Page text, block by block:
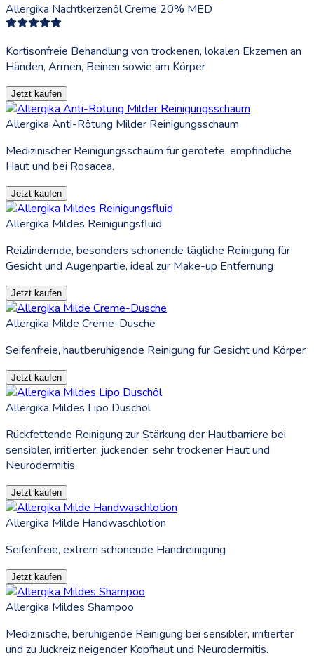
Allergika Nachtkerzenöl Creme 20% MED
Kortisonfreie Behandlung von trockenen, lokalen Ekzemen an
Händen, Armen, Beinen sowie am Körper
Jetzt kaufen
Allergika Anti-Rötung Milder Reinigungsschaum
Medizinischer Reinigungsschaum für gerötete, empfindliche
Haut und bei Rosacea.
Jetzt kaufen
Allergika Mildes Reinigungsfluid
Reizlindernde, besonders schonende tägliche Reinigung für
Gesicht und Augenpartie, ideal zur Make-up Entfernung
Jetzt kaufen
Allergika Milde Creme-Dusche
Seifenfreie, hautberuhigende Reinigung für Gesicht und Körper
Jetzt kaufen
Allergika Mildes Lipo Duschöl
Rückfettende Reinigung zur Stärkung der Hautbarriere bei
sensibler, irritierter, juckender, sehr trockener Haut und
Neurodermitis
Jetzt kaufen
Allergika Milde Handwaschlotion
Seifenfreie, extrem schonende Handreinigung
Jetzt kaufen
Allergika Mildes Shampoo
Medizinische, beruhigende Reinigung bei sensibler, irritierter
und zu Juckreiz neigender Kopfhaut und Neurodermitis.